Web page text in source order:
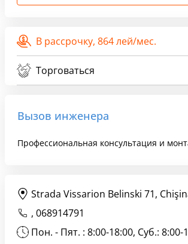
В рассрочку, 864 лей/мес.
Торговаться
Вызов инженера
Профессиональная консультация и
Strada Vissarion Belinski 71,
, 068914791
Пон. - Пят. : 8:00-18:00, Суб.: 8:00-